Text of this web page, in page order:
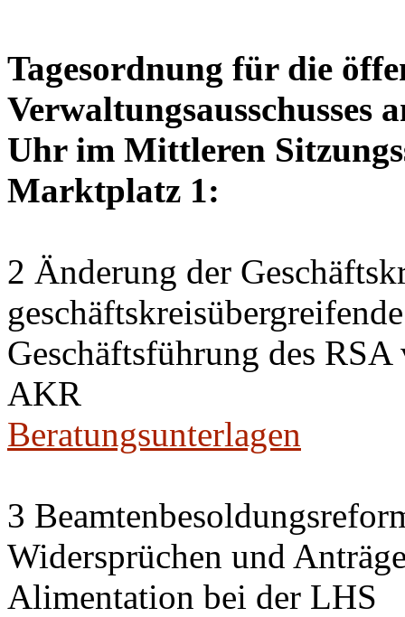
Tagesordnung für die
Verwaltungsausschusses
Uhr im Mittleren
Marktplatz 1:
2 Änderung der
Geschäftsführung des
AKR
Beratungsunterlagen
3
Widersprüchen und
Alimentation bei der LHS